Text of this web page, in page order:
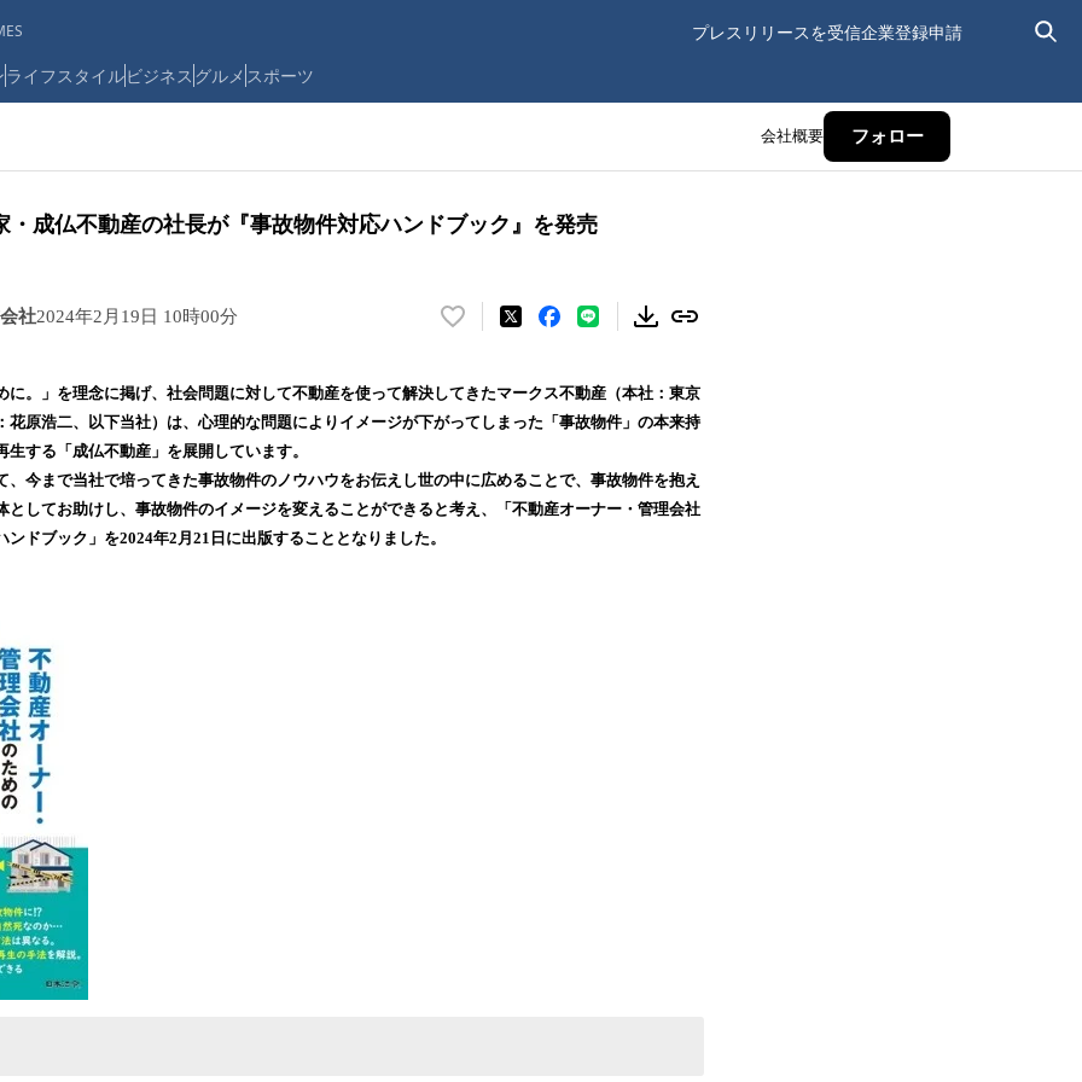
プレスリリースを受信企業登録申請
ライフスタイルビジネス グルメ スポーツ
会社概要 フォロー
・成仏不動産の社長が『事故物件対応ハンドブック』を発売
社2024年2月19日 10時00分
い
！
数
読
み
に。」を理念に掲げ、社会問題に対して不動産を使って解決してきたマークス不動産（本社：東京
花原浩⼆、以下当社）は、心理的な問題によりイメージが下がってしまった「事故物件」の本来持
する「成仏不動産」を展開しています。
、今まで当社で培ってきた事故物件のノウハウをお伝えし世の中に広めることで、事故物件を抱え
としてお助けし、事故物件のイメージを変えることができると考え、「不動産オーナー・管理会社
ドブック」を2024年2月21日に出版することとなりました。